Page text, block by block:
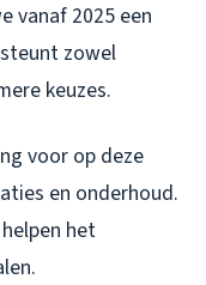
vanaf 2025 een
zowel
keuzes.
voor op deze
en onderhoud.
het